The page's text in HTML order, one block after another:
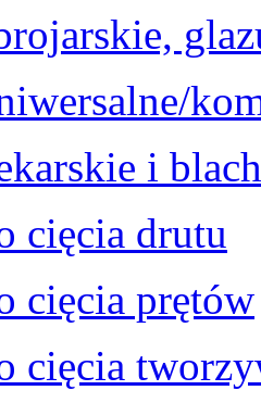
i
cięcia drutu
cięcia prętów
cięcia